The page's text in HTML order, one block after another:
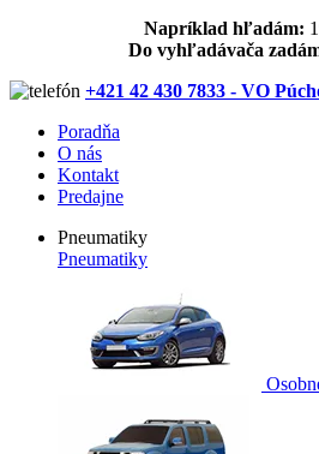
Napríklad hľadám:
Do vyhľadávača
+421 42 430 7833 - VO
Poradňa
O nás
Kontakt
Predajne
Pneumatiky
Pneumatiky